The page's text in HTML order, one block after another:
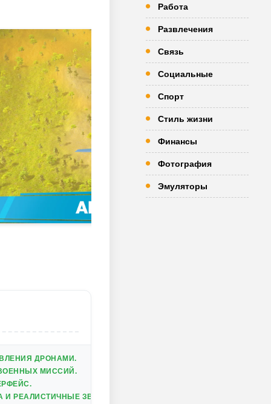
ДРОНАМИ.
МИССИЙ.
И РЕАЛИСТИЧНЫЕ ЗВУКОВЫЕ ЭФФЕКТЫ.
Работа
Развлечения
Связь
Социальные
Спорт
Стиль жизни
Финансы
Фотография
Эмуляторы